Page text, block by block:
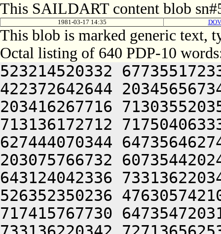
This SAILDART content blob
1981-03-17 14:35
This blob is marked generic text,
Octal listing of 640 PDP-10
523214520332
422372642644
203416267716
713136172712
627444070344
203075766732
643124042336
526352350236
717415767730